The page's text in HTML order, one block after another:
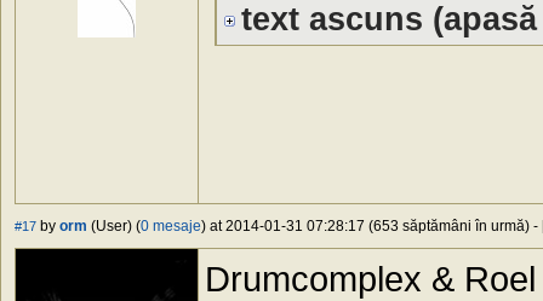
text ascuns
#17 by orm (User) (0 mesaje) at 2014-01-31 07:28:17 (653 săptămâni în urmă) -
Drumcomplex &